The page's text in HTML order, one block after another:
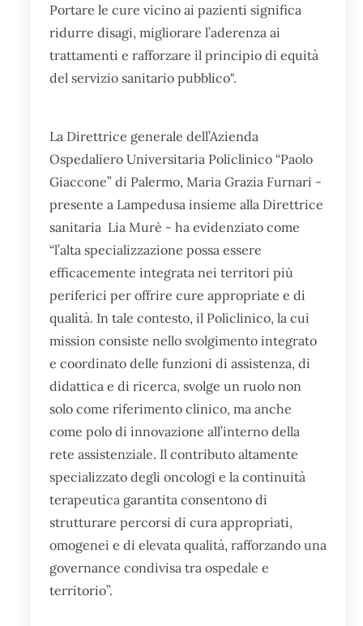
Portare le cure vicino ai pazienti significa
ridurre disagi, migliorare l’aderenza ai
trattamenti e rafforzare il principio di equità
del servizio sanitario pubblico".
La Direttrice generale dell’Azienda
Ospedaliero Universitaria Policlinico “Paolo
Giaccone” di Palermo, Maria Grazia Furnari -
presente a Lampedusa insieme alla Direttrice
sanitaria Lia Murè - ha evidenziato come
“l’alta specializzazione possa essere
efficacemente integrata nei territori più
periferici per offrire cure appropriate e di
qualità. In tale contesto, il Policlinico, la cui
mission consiste nello svolgimento integrato
e coordinato delle funzioni di assistenza, di
didattica e di ricerca, svolge un ruolo non
solo come riferimento clinico, ma anche
come polo di innovazione all’interno della
rete assistenziale. Il contributo altamente
specializzato degli oncologi e la continuità
terapeutica garantita consentono di
strutturare percorsi di cura appropriati,
omogenei e di elevata qualità, rafforzando una
governance condivisa tra ospedale e
territorio”.